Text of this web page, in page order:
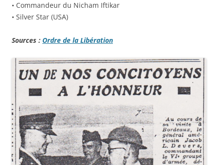
• Commandeur du Nicham Iftikar
• Silver Star (USA)
Sources : Ordre de la Libération